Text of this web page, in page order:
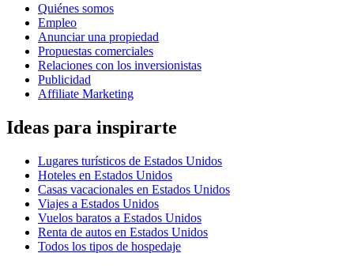
Quiénes somos
Empleo
Anunciar una propiedad
Propuestas comerciales
Relaciones con los inversionistas
Publicidad
Affiliate Marketing
Ideas para inspirarte
Lugares turísticos de Estados Unidos
Hoteles en Estados Unidos
Casas vacacionales en Estados Unidos
Viajes a Estados Unidos
Vuelos baratos a Estados Unidos
Renta de autos en Estados Unidos
Todos los tipos de hospedaje